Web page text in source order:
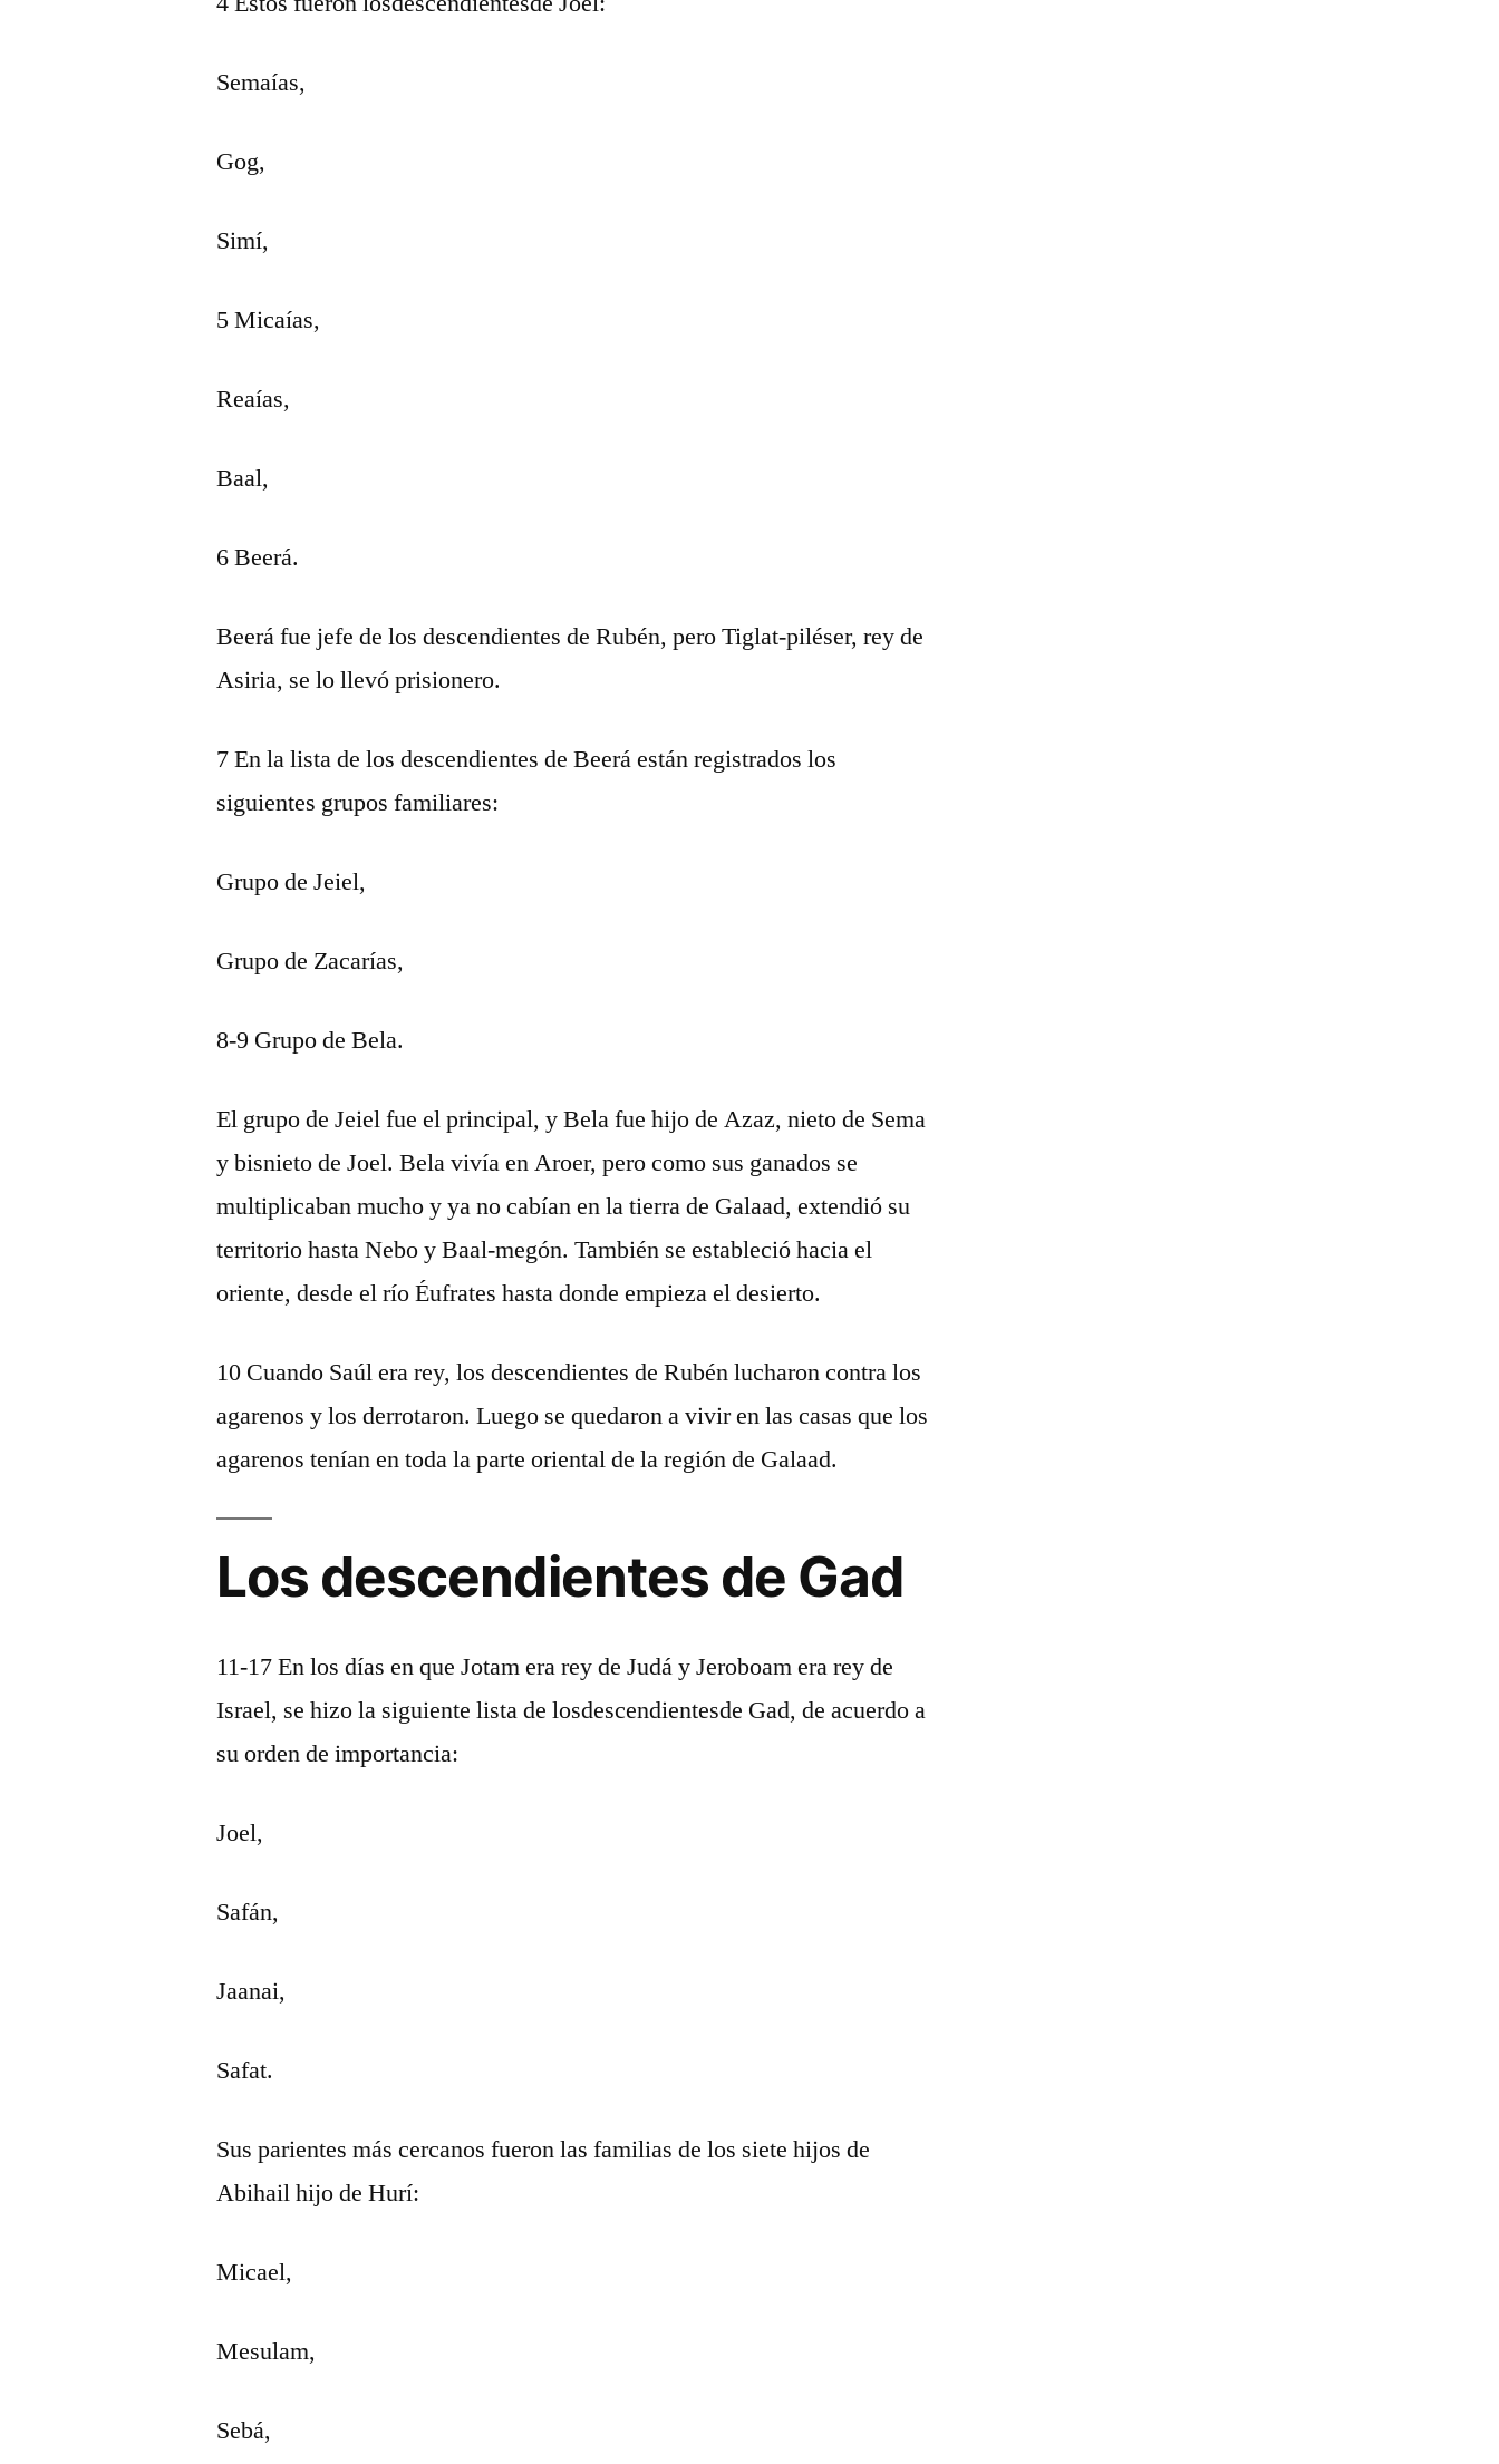
Semaías,
Gog,
Simí,
5 Micaías,
Reaías,
Baal,
6 Beerá.
Beerá fue jefe de los descendientes de Rubén, pero Tiglat-piléser, rey de
Asiria, se lo llevó prisionero.
7 En la lista de los descendientes de Beerá están registrados los
siguientes grupos familiares:
Grupo de Jeiel,
Grupo de Zacarías,
8-9 Grupo de Bela.
El grupo de Jeiel fue el principal, y Bela fue hijo de Azaz, nieto de Sema
y bisnieto de Joel. Bela vivía en Aroer, pero como sus ganados se
multiplicaban mucho y ya no cabían en la tierra de Galaad, extendió su
territorio hasta Nebo y Baal-megón. También se estableció hacia el
oriente, desde el río Éufrates hasta donde empieza el desierto.
10 Cuando Saúl era rey, los descendientes de Rubén lucharon contra los
agarenos y los derrotaron. Luego se quedaron a vivir en las casas que los
agarenos tenían en toda la parte oriental de la región de Galaad.
Los descendientes de Gad
11-17 En los días en que Jotam era rey de Judá y Jeroboam era rey de
Israel, se hizo la siguiente lista de losdescendientesde Gad, de acuerdo a
su orden de importancia:
Joel,
Safán,
Jaanai,
Safat.
Sus parientes más cercanos fueron las familias de los siete hijos de
Abihail hijo de Hurí:
Micael,
Mesulam,
Sebá,